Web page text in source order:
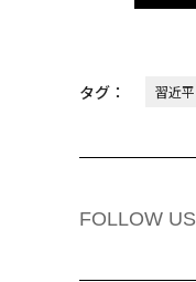
タグ： 習近平
FOLLOW US